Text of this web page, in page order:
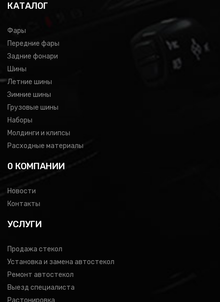
КАТАЛОГ
Фары
Передние фары
Задние фонари
Шины
Летние шины
Зимние шины
Грузовые шины
Наборы
Молдинги и клипсы
Расходные материалы
0 КОМПАНИИ
Новости
Контакты
УСЛУГИ
Продажа стекол
Установка и замена автостекол
Ремонт автостекол
Выезд специалиста
Растонировка